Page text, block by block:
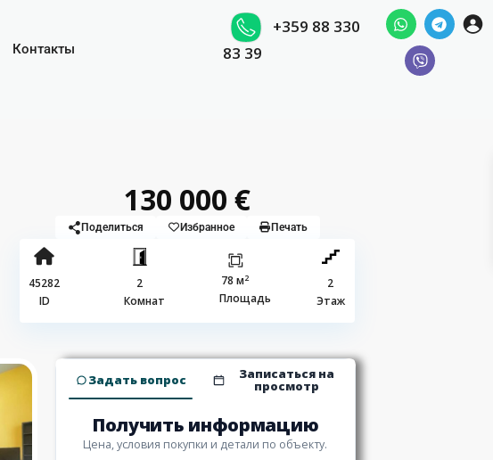
Контакты
+359 88 330
83 39
130 000 €
Поделиться Избранное Печать
45282
ID
2
Комнат
78 м2
Площадь
2
Этаж
Задать вопрос Записаться на
просмотр
Получить информацию
Цена, условия покупки и детали по объекту.